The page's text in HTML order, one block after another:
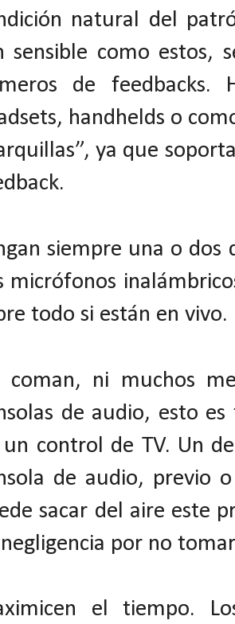
natural del
sensible como estos,
de feedbacks.
handhelds o
ya que
siempre una o dos
micrófonos
todo si están en vivo.
coman, ni muchos
de audio, esto
un control de TV. Un
de audio, previo
sacar del aire este
por no
el tiempo.